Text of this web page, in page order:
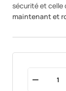
sécurité et celle
maintenant et